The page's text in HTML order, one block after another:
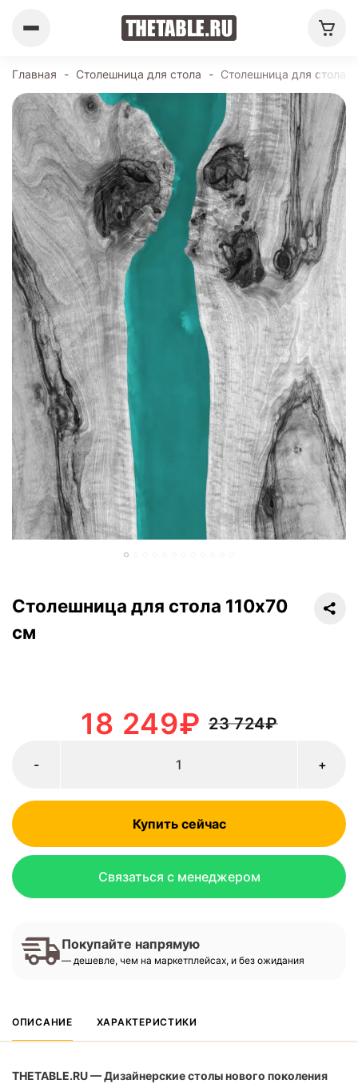
Главная - Столешница для стола - Столешница для стола
Столешница для стола 110х70
см
23 724₽
18 249₽
+
-
Купить сейчас
Связаться с менеджером
Покупайте напрямую
— дешевле, чем на маркетплейсах, и без ожидания
ОПИСАНИЕ ХАРАКТЕРИСТИКИ
THETABLE.RU — Дизайнерские столы нового поколения